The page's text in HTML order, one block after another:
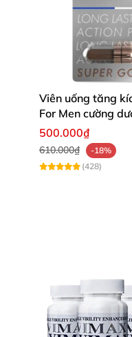
Viên uống tăng
For Men cường
gian
500.000₫
610.000₫
-18%
(428)